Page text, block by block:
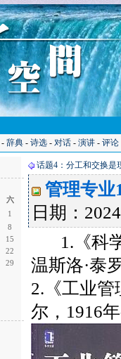
- 辞典 - 诗选 - 对话 - 演讲 - 评论
六
1
8
15
22
29
话题4：分工和交换是
管理专业
日期：
1.《科学
温斯洛·泰
2.《工业管
尔，1916